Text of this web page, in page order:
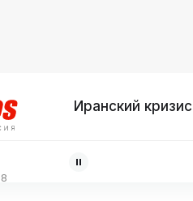
Иранский кризис